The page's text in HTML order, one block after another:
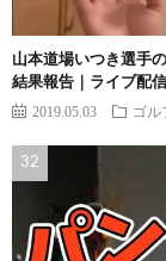
山本道場いつき選手
結果報告｜ライブ配
2019.05.03 ゴル